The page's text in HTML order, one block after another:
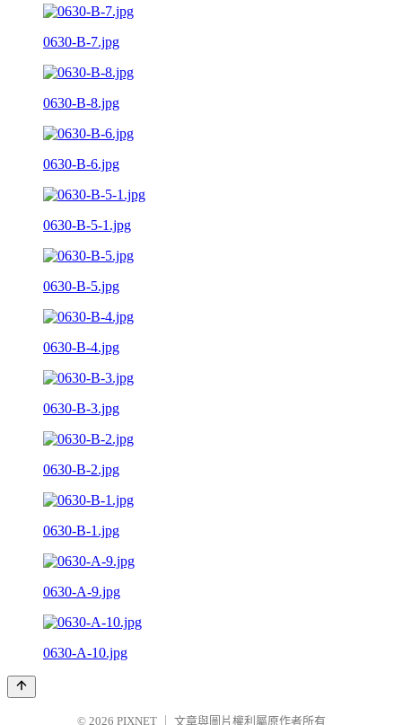
0630-B-7.jpg
0630-B-8.jpg
0630-B-6.jpg
0630-B-5-1.jpg
0630-B-5.jpg
0630-B-4.jpg
0630-B-3.jpg
0630-B-2.jpg
0630-B-1.jpg
0630-A-9.jpg
0630-A-10.jpg
© 2026 PIXNET 文章與圖片權利屬原作者所有